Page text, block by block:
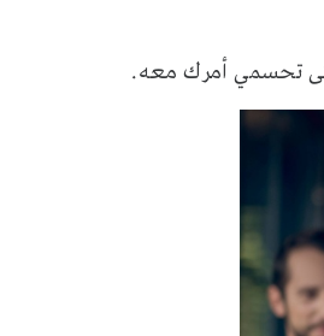
تحسمي أمرك معه.